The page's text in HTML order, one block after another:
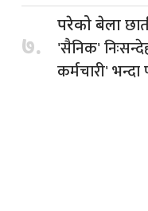
७.
परेको बेला
'सैनिक'
कर्मचारी'